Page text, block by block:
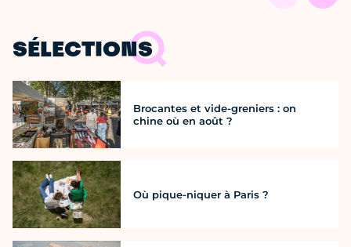
SÉLECTIONS
Brocantes et vide-greniers : on
chine où en août ?
Où pique-niquer à Paris ?